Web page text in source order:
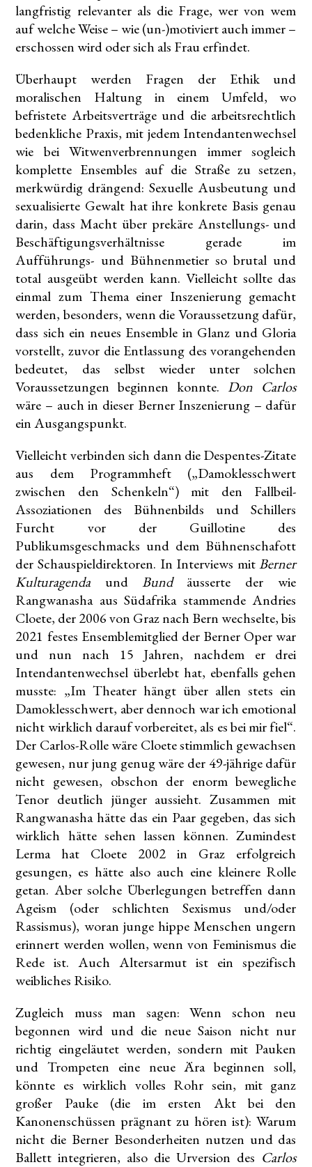
langfristig relevanter als die Frage, wer von wem
auf welche Weise – wie (un-)motiviert auch immer –
erschossen wird oder sich als Frau erfindet.
Überhaupt werden Fragen der Ethik und
moralischen Haltung in einem Umfeld, wo
befristete Arbeitsverträge und die arbeitsrechtlich
bedenkliche Praxis, mit jedem Intendantenwechsel
wie bei Witwenverbrennungen immer sogleich
komplette Ensembles auf die Straße zu setzen,
merkwürdig drängend: Sexuelle Ausbeutung und
sexualisierte Gewalt hat ihre konkrete Basis genau
darin, dass Macht über prekäre Anstellungs- und
Beschäftigungsverhältnisse gerade im
Aufführungs- und Bühnenmetier so brutal und
total ausgeübt werden kann. Vielleicht sollte das
einmal zum Thema einer Inszenierung gemacht
werden, besonders, wenn die Voraussetzung dafür,
dass sich ein neues Ensemble in Glanz und Gloria
vorstellt, zuvor die Entlassung des vorangehenden
bedeutet, das selbst wieder unter solchen
Voraussetzungen beginnen konnte.Don Carlos
wäre – auch in dieser Berner Inszenierung – dafür
ein Ausgangspunkt.
Vielleicht verbinden sich dann die Despentes-Zitate
aus dem Programmheft („Damoklesschwert
zwischen den Schenkeln“) mit den Fallbeil-
Assoziationen des Bühnenbilds und Schillers
Furcht vor der Guillotine des
Publikumsgeschmacks und dem Bühnenschafott
der Schauspieldirektoren. In Interviews mitBerner
Kulturagenda undBund äusserte der wie
Rangwanasha aus Südafrika stammende Andries
Cloete, der 2006 von Graz nach Bern wechselte, bis
2021 festes Ensemblemitglied der Berner Oper war
und nun nach 15 Jahren, nachdem er drei
Intendantenwechsel überlebt hat, ebenfalls gehen
musste: „Im Theater hängt über allen stets ein
Damoklesschwert, aber dennoch war ich emotional
nicht wirklich darauf vorbereitet, als es bei mir fiel“.
Der Carlos-Rolle wäre Cloete stimmlich gewachsen
gewesen, nur jung genug wäre der 49-jährige dafür
nicht gewesen, obschon der enorm bewegliche
Tenor deutlich jünger aussieht. Zusammen mit
Rangwanasha hätte das ein Paar gegeben, das sich
wirklich hätte sehen lassen können. Zumindest
Lerma hat Cloete 2002 in Graz erfolgreich
gesungen, es hätte also auch eine kleinere Rolle
getan. Aber solche Überlegungen betreffen dann
Ageism (oder schlichten Sexismus und/oder
Rassismus), woran junge hippe Menschen ungern
erinnert werden wollen, wenn von Feminismus die
Rede ist. Auch Altersarmut ist ein spezifisch
weibliches Risiko.
Zugleich muss man sagen: Wenn schon neu
begonnen wird und die neue Saison nicht nur
richtig eingeläutet werden, sondern mit Pauken
und Trompeten eine neue Ära beginnen soll,
könnte es wirklich volles Rohr sein, mit ganz
großer Pauke (die im ersten Akt bei den
Kanonenschüssen prägnant zu hören ist): Warum
nicht die Berner Besonderheiten nutzen und das
Ballett integrieren, also die Urversion des Carlos